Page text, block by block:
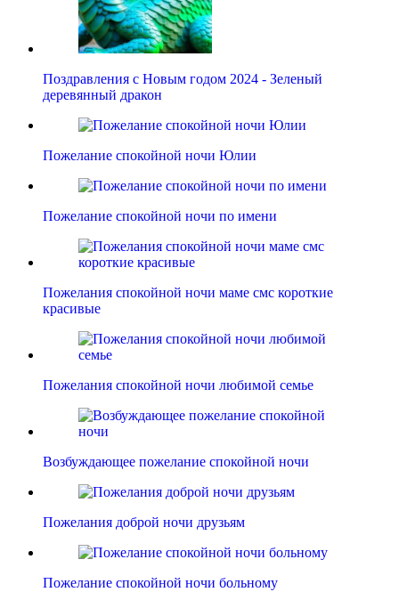
Поздравления с Новым годом 2024 - Зеленый
деревянный дракон
Пожелание спокойной ночи Юлии
Пожелание спокойной ночи по имени
Пожелания спокойной ночи маме смс короткие
красивые
Пожелания спокойной ночи любимой семье
Возбуждающее пожелание спокойной ночи
Пожелания доброй ночи друзьям
Пожелание спокойной ночи больному